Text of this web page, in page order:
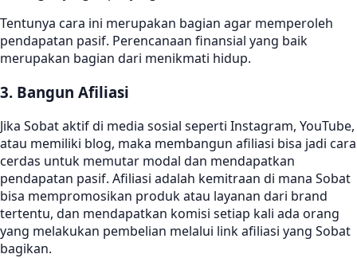
Tentunya cara ini merupakan bagian agar memperoleh
pendapatan pasif. Perencanaan finansial yang baik
merupakan bagian dari menikmati hidup.
3. Bangun Afiliasi
Jika Sobat aktif di media sosial seperti Instagram, YouTube,
atau memiliki blog, maka membangun afiliasi bisa jadi cara
cerdas untuk memutar modal dan mendapatkan
pendapatan pasif. Afiliasi adalah kemitraan di mana Sobat
bisa mempromosikan produk atau layanan dari brand
tertentu, dan mendapatkan komisi setiap kali ada orang
yang melakukan pembelian melalui link afiliasi yang Sobat
bagikan.